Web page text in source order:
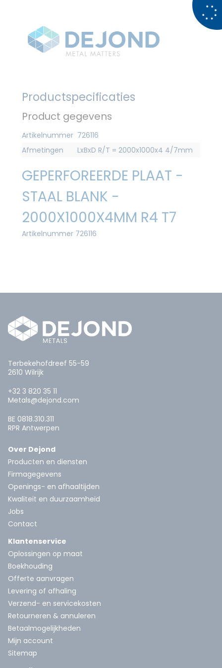
Productspecificaties
Product gegevens
Artikelnummer 726116
Afmetingen
LxBxD R/T = 2000x1000x4 4/7mm
GEPERFOREERDE PLAAT -
STAAL BLANK -
2000X1000X4MM R4 T7
Artikelnummer 726116
Terbekehofdreef 55-59
2610 Wilrijk
+32 3 820 35 11
Metals@dejond.com
BE 0818.310.311
RPR Antwerpen
Over Dejond
Producten en diensten
Firmagegevens
Openings- en afhaaltijden
Kwaliteit en duurzaamheid
Jobs
Contact
Klantenservice
Oplossingen op maat
Boekhouding
Offerte aanvragen
Levering of afhaling
Verzend- en servicekosten
Retourneren & annuleren
Betaalmogelijkheden
Mijn account
Sitemap